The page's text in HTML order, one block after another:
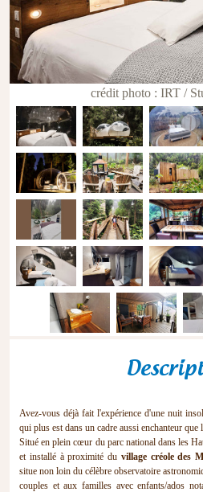
crédit photo : IRT /
Avez-vous déjà fait l'expérience d'une nuit
qui plus est dans un cadre aussi enchanteur que
Situé en plein cœur du parc national dans les
et installé à proximité du village créole des
situe non loin du célèbre observatoire
couples et aux familles avec enfants/ados